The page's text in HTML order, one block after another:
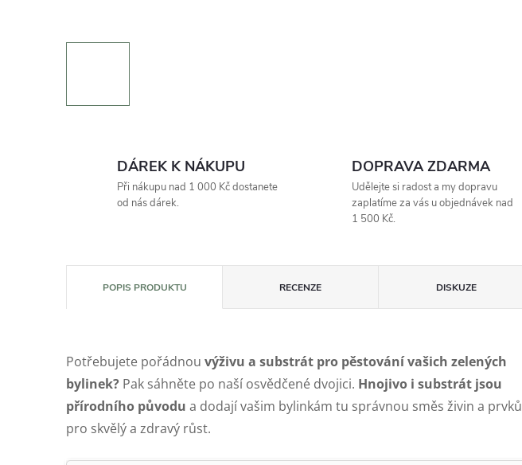
DÁREK K NÁKUPU
Při nákupu nad 1 000 Kč dostanete
od nás dárek.
DOPRAVA ZDARMA
Udělejte si radost a my dopravu
zaplatíme za vás u objednávek nad
1 500 Kč.
POPIS PRODUKTU RECENZE DISKUZE
Potřebujete pořádnou výživu a substrát pro pěstování vašich zelených
bylinek? Pak sáhněte po naší osvědčené dvojici. Hnojivo i substrát jsou
přírodního původu a dodají vašim bylinkám tu správnou směs živin a prvků
pro skvělý a zdravý růst.